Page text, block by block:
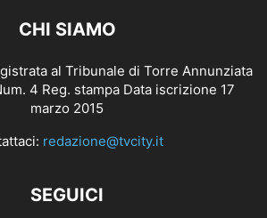
CHI SIAMO
al Tribunale di Torre Annunziata
4 Reg. stampa Data iscrizione 17
marzo 2015
redazione@tvcity.it
SEGUICI